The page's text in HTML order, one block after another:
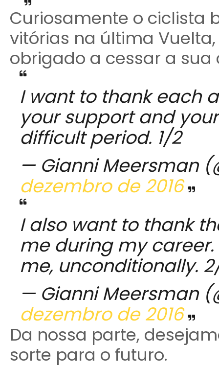
Curiosamente o ciclista
vitórias na última
obrigado a cessar a sua
I want to thank each
your support and
difficult period. 1/2
— Gianni Meersman
dezembro de 2016
I also want to thank
me during my
me, unconditionally.
— Gianni Meersman
dezembro de 2016
Da nossa parte,
sorte para o futuro.